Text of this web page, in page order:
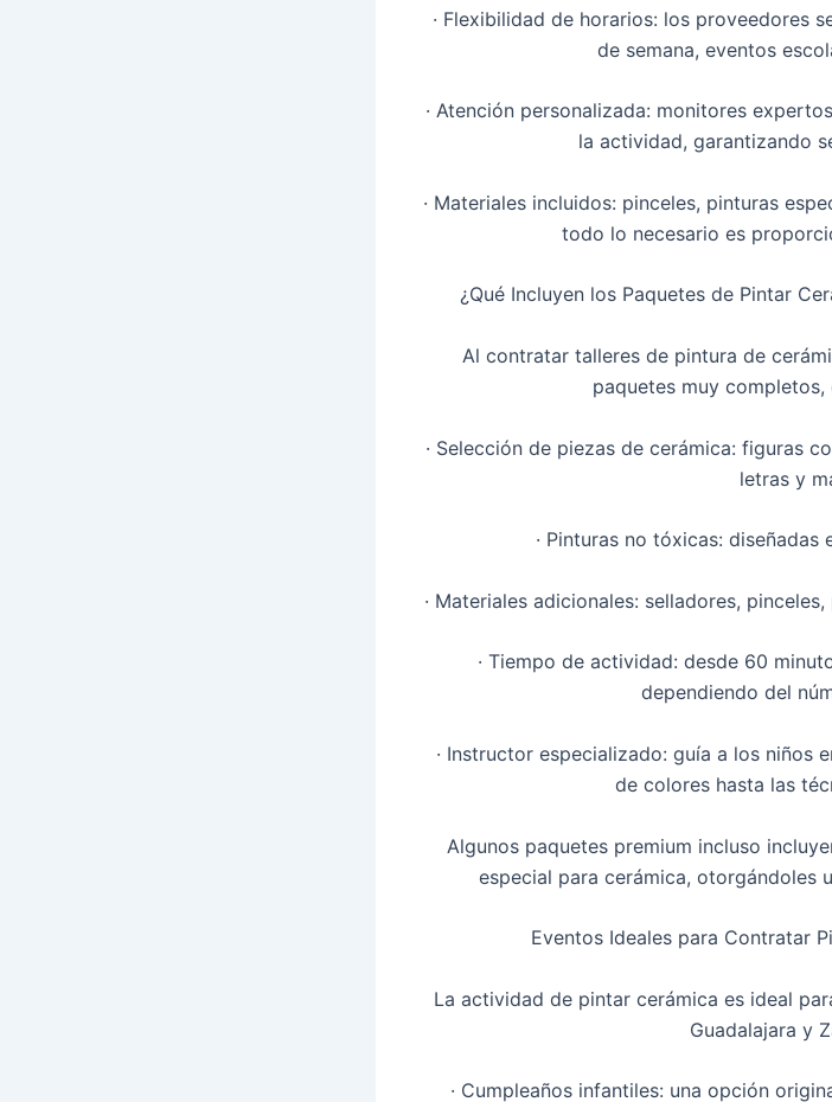
· Flexibilidad de horarios: los proveedores
de semana, eventos
· Atención personalizada: monitores
la actividad, garantizando
· Materiales incluidos: pinceles, pinturas
todo lo necesario es
¿Qué Incluyen los Paquetes de Pintar
Al contratar talleres de pintura de
paquetes muy completos,
· Selección de piezas de cerámica: figuras
letras y
· Pinturas no tóxicas: diseñadas
· Materiales adicionales: selladores,
· Tiempo de actividad: desde 60
dependiendo del
· Instructor especializado: guía a los niños
de colores hasta las
Algunos paquetes premium incluso
especial para cerámica, otorgándoles
Eventos Ideales para Contratar
La actividad de pintar cerámica es ideal
Guadalajara y
· Cumpleaños infantiles: una opción